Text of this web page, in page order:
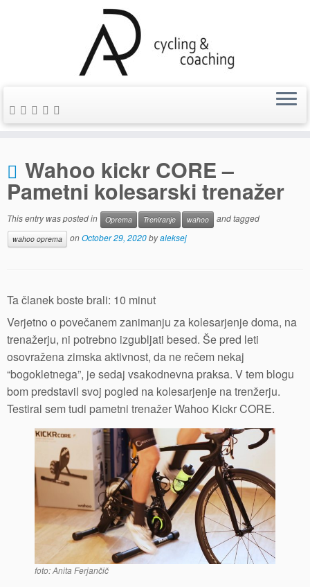
contentWahoo kickr CORE –
Pametni kolesarski trenažer
This entry was posted in Oprema Treniranje wahoo and tagged
wahoo oprema onOctober 29, 2020byaleksej
Ta članek boste brali: 10 minut
Verjetno o povečanem zanimanju za kolesarjenje doma, na
trenažerju, ni potrebno izgubljati besed. Še pred leti
osovražena zimska aktivnost, da ne rečem nekaj
“bogokletnega”, je sedaj vsakodnevna praksa. V tem blogu
bom predstavil svoj pogled na kolesarjenje na trenžerju.
Testiral sem tudi pametni trenažer Wahoo Kickr CORE.
foto: Anita Ferjančič